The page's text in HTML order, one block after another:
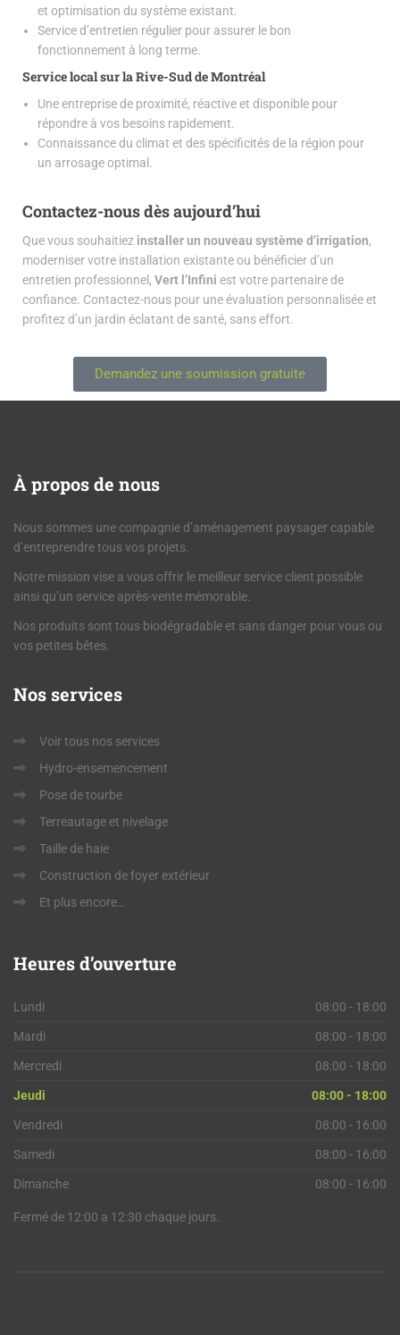
et optimisation du système existant.
Service d’entretien régulier pour assurer le bon
fonctionnement à long terme.
Service local sur la Rive-Sud de Montréal
Une entreprise de proximité, réactive et disponible pour
répondre à vos besoins rapidement.
Connaissance du climat et des spécificités de la région pour
un arrosage optimal.
Contactez-nous dès aujourd’hui
Que vous souhaitiez installer un nouveau système d’irrigation,
moderniser votre installation existante ou bénéficier d’un
entretien professionnel, Vert l’Infini est votre partenaire de
confiance. Contactez-nous pour une évaluation personnalisée et
profitez d’un jardin éclatant de santé, sans effort.
Demandez une soumission gratuite
Àpropos de nous
Nous sommes une compagnie d’aménagement paysager capable
d’entreprendre tous vos projets.
Notre mission vise a vous offrir le meilleur service client possible
ainsi qu’un service après-vente mémorable.
Nos produits sont tous biodégradable et sans danger pour vous ou
vos petites bêtes.
Nos services
Voir tous nos services
Hydro-ensemencement
Pose de tourbe
Terreautage et nivelage
Taille de haie
Construction de foyer extérieur
Et plus encore…
Heuresd’ouverture
Lundi 08:00 - 18:00
Mardi 08:00 - 18:00
Mercredi 08:00 - 18:00
Jeudi 08:00 - 18:00
Vendredi 08:00 - 16:00
Samedi 08:00 - 16:00
Dimanche 08:00 - 16:00
Fermé de 12:00 a 12:30 chaque jours.